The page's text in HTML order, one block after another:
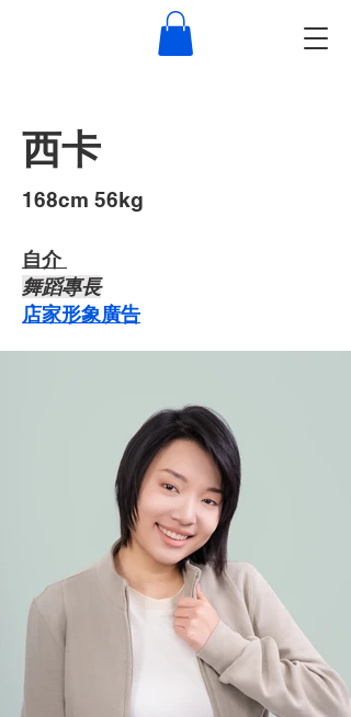
西卡
​168cm 56kg
自介 ​
​舞蹈專長
店家形象廣告